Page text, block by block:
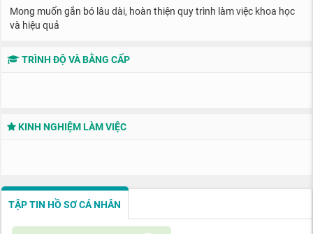
Mong muốn gắn bó lâu dài, hoàn thiện quy trình làm việc khoa học
và hiệu quả
TRÌNH ĐỘ VÀ BẰNG CẤP
KINH NGHIỆM LÀM VIỆC
TẬP TIN HỒ SƠ CÁ NHÂN